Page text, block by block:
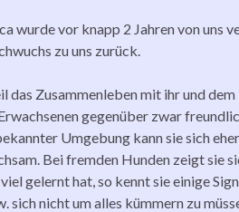
wurde vor knapp 2 Jahren von uns
zu uns zurück.
das Zusammenleben mit ihr und
gegenüber zwar
Umgebung kann sie sich
Bei fremden Hunden zeigt sie
gelernt hat, so kennt sie einige
sich nicht um alles kümmern zu